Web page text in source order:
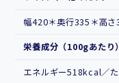
幅420＊奥行335＊高
栄養成分（100gあたり）
エネルギー518kcal／